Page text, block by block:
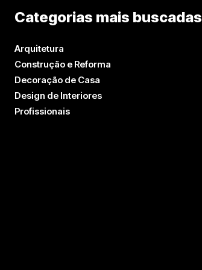
Categorias mais buscadas
Arquitetura
Construção e Reforma
Decoração de Casa
Design de Interiores
Profissionais